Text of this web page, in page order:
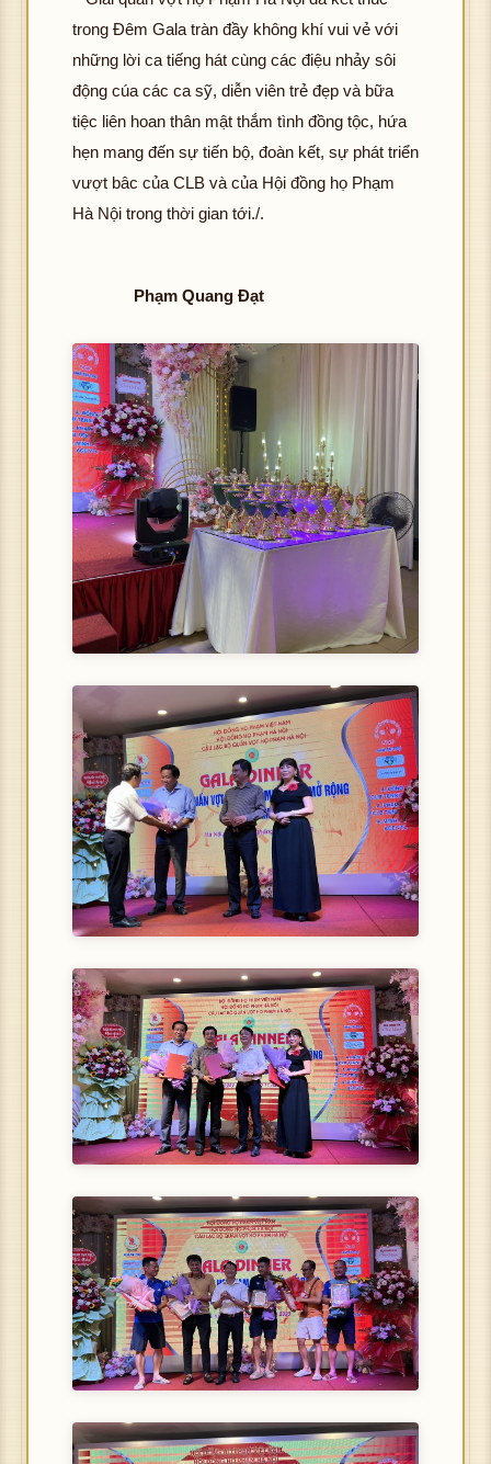
trong Đêm Gala tràn đầy không khí vui vẻ với
những lời ca tiếng hát cùng các điệu nhảy sôi
động cúa các ca sỹ, diễn viên trẻ đẹp và bữa
tiệc liên hoan thân mật thắm tình đồng tộc, hứa
hẹn mang đến sự tiến bộ, đoàn kết, sự phát triển
vượt bâc của CLB và của Hội đồng họ Phạm
Hà Nội trong thời gian tới./.
Phạm Quang Đạt